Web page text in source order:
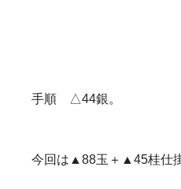
手順 △44銀。
今回は▲88玉＋▲45桂仕